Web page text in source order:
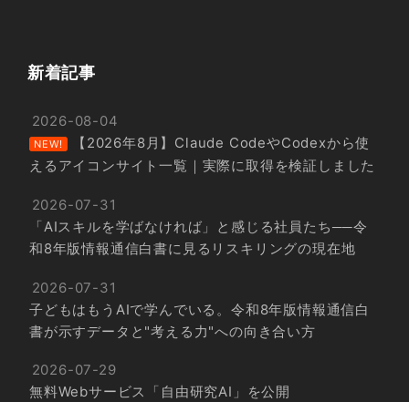
新着記事
2026-08-04
NEW!
【2026年8月】Claude CodeやCodexから使
えるアイコンサイト一覧｜実際に取得を検証しました
2026-07-31
「AIスキルを学ばなければ」と感じる社員たち──令
和8年版情報通信白書に見るリスキリングの現在地
2026-07-31
子どもはもうAIで学んでいる。令和8年版情報通信白
書が示すデータと"考える力"への向き合い方
2026-07-29
無料Webサービス「自由研究AI」を公開